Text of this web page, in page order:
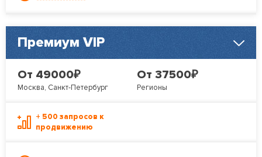
Премиум VIP
От 49000₽
Москва, Санкт-Петербург
От 37500₽
Регионы
+ 500 запросов к
продвижению